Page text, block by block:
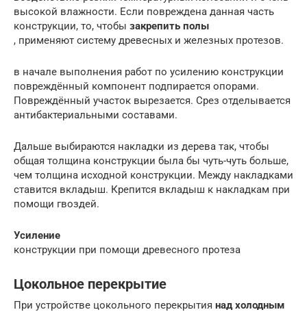
высокой влажности. Если повреждена данная часть
конструкции, то, чтобы закрепить полы
, применяют систему древесных и железных протезов.
в начале выполнения работ по усилению конструкции
повреждённый компонент подпирается опорами.
Повреждённый участок вырезается. Срез отделывается
антибактериальными составами.
Дальше выбираются накладки из дерева так, чтобы
общая толщина конструкции была бы чуть-чуть больше,
чем толщина исходной конструкции. Между накладками
ставится вкладыш. Крепится вкладыш к накладкам при
помощи гвоздей.
Усиление
конструкции при помощи древесного протеза
Цокольное перекрытие
При устройстве цокольного перекрытия над холодным